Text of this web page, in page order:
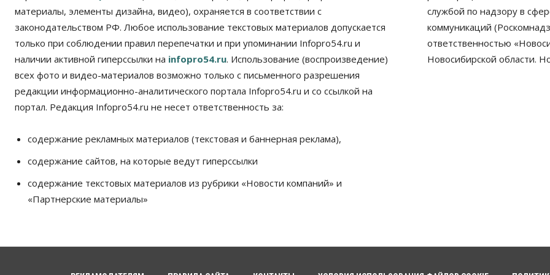
материалы, элементы дизайна, видео), охраняется в соответствии с
законодательством РФ. Любое использование текстовых материалов допускается
только при соблюдении правил перепечатки и при упоминании Infopro54.ru и
наличии активной гиперссылки на infopro54.ru. Использование (воспроизведение)
всех фото и видео-материалов возможно только с письменного разрешения
редакции информационно-аналитического портала Infopro54.ru и со ссылкой на
портал. Редакция Infopro54.ru не несет ответственность за:
содержание рекламных материалов (текстовая и баннерная реклама),
содержание сайтов, на которые ведут гиперссылки
содержание текстовых материалов из рубрики «Новости компаний» и
«Партнерские материалы»
службой по надзору в
коммуникаций
ответственностью
Новосибирской области.